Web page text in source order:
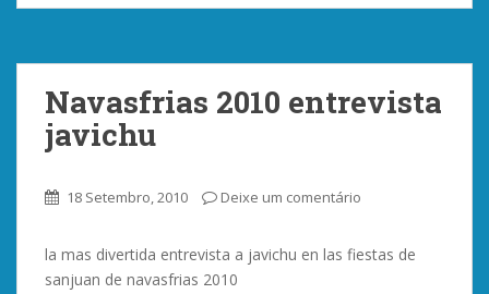
Navasfrias 2010 entrevista
javichu
18 Setembro, 2010 Deixe um comentário
la mas divertida entrevista a javichu en las fiestas de
sanjuan de navasfrias 2010